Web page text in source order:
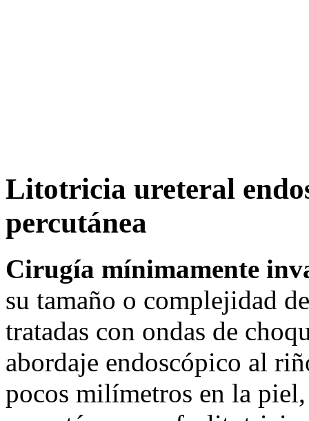
Litotricia ureteral
percutánea
Cirugía mínimamente
su tamaño o complejidad
tratadas con ondas de
abordaje endoscópico al
pocos milímetros en la